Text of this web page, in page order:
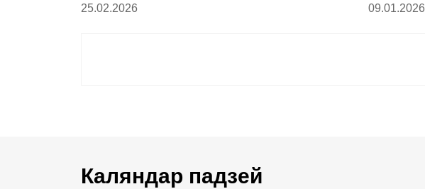
25.02.2026 09.01.2026
Каляндар падзей